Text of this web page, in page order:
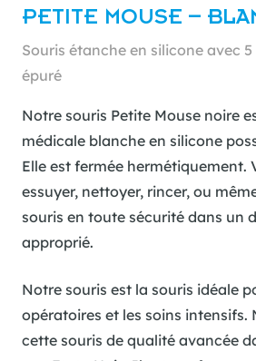
PETITE MOUSE –
Souris étanche en silicone avec
épuré
Notre souris Petite Mouse noire
médicale blanche en silicone
Elle est fermée hermétiquement.
essuyer, nettoyer, rincer, ou
souris en toute sécurité dans un
approprié.
Notre souris est la souris idéale
opératoires et les soins intensifs.
cette souris de qualité avancée